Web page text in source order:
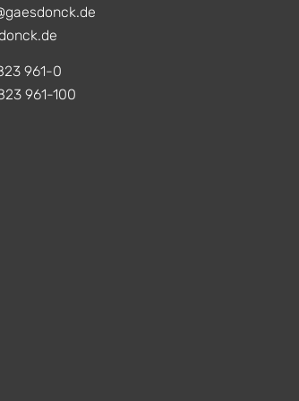
961-0
961-100